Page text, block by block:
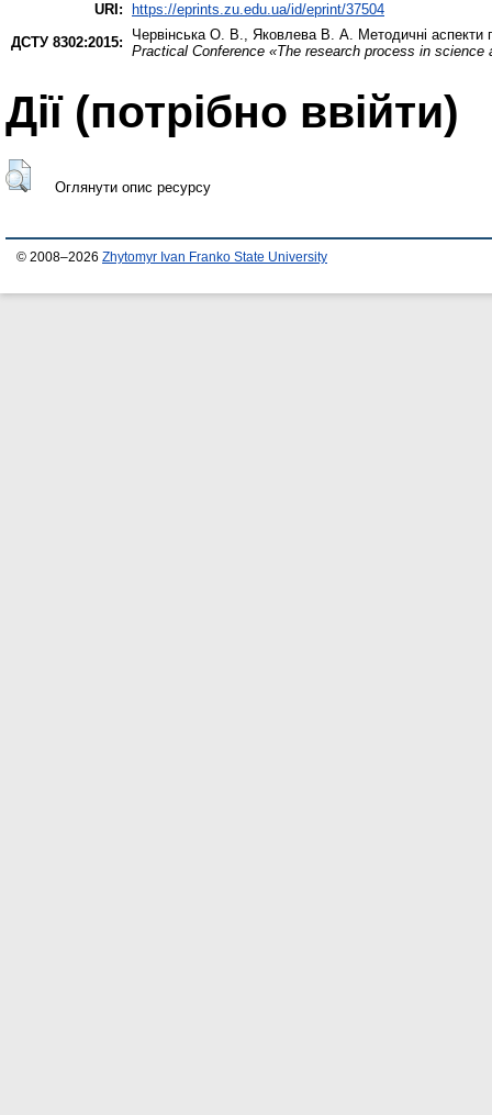
URI:
https://eprints.zu.edu.ua/id/eprint/37504
ДСТУ 8302:2015:
Червінська О. В., Яковлева В. А. Методичні аспекти
Practical Conference «The research process in
Дії ​​(потрібно ввійти)
Оглянути опис ресурсу
© 2008–2026 Zhytomyr Ivan Franko State University